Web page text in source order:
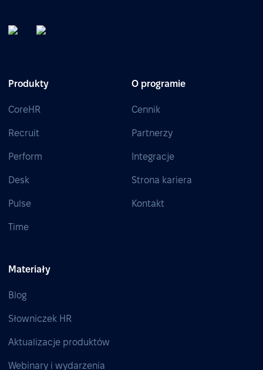
Produkty
CoreHR
Recruit
Perform
Desk
Pulse
Time
O programie
Cennik
Partnerzy
Integracje
Strona kariera
Kontakt
Materiały
Blog
Słowniczek HR
Aktualizacje produktów
Webinary i wydarzenia